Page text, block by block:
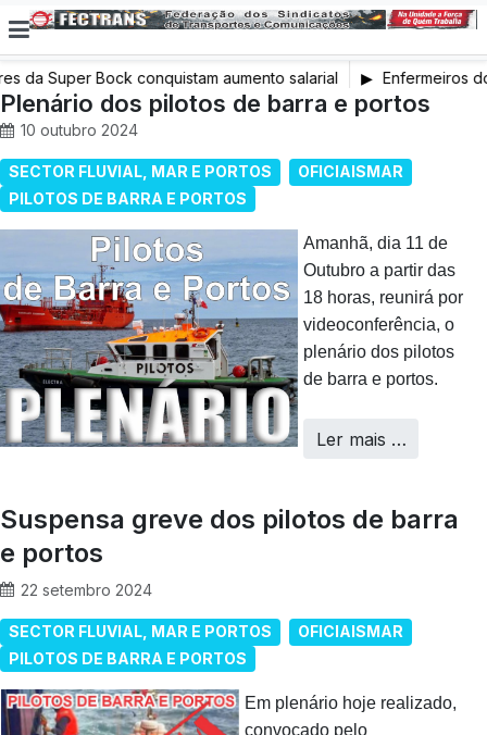
da Super Bock conquistam aumento salarial
Enfermeiros do
em Greve
Plenário dos pilotos de barra e portos
10 outubro 2024
SECTOR FLUVIAL, MAR E PORTOS
OFICIAISMAR
PILOTOS DE BARRA E PORTOS
Amanhã, dia 11 de
Outubro a partir das
18 horas, reunirá por
videoconferência, o
plenário dos pilotos
de barra e portos.
Ler mais …
Suspensa greve dos pilotos de barra
e portos
22 setembro 2024
SECTOR FLUVIAL, MAR E PORTOS
OFICIAISMAR
PILOTOS DE BARRA E PORTOS
Em plenário hoje realizado,
convocado pelo